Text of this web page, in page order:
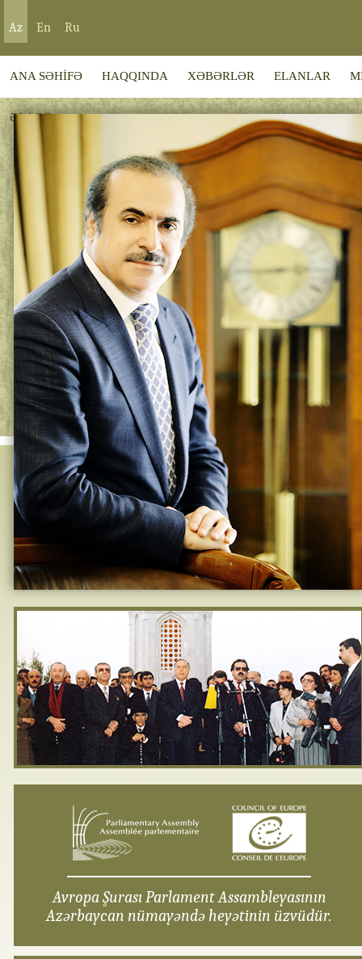
Az En Ru
ANA SƏHİFƏ HAQQINDA XƏBƏRLƏR ELANLAR
ƏLAQƏ
Avropa Şurası Parlament Assambleyasının
Azərbaycan nümayəndə heyətinin üzvüdür.